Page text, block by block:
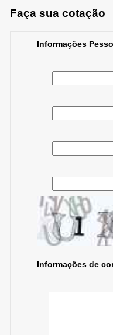
Faça sua cotação
Informações
Informações de